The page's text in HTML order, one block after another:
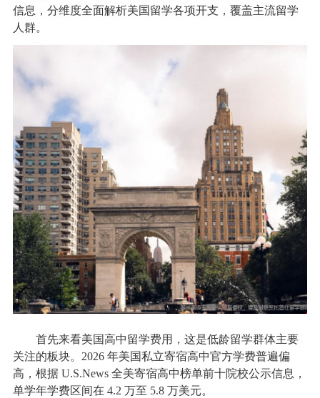
信息，分维度全面解析美国留学各项开支，覆盖主流留学
人群。
首先来看美国高中留学费用，这是低龄留学群体主要
关注的板块。2026 年美国私立寄宿高中官方学费普遍偏
高，根据 U.S.News 全美寄宿高中榜单前十院校公示信息，
单学年学费区间在 4.2 万至 5.8 万美元。